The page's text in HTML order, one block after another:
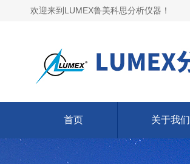
欢迎来到LUMEX鲁美科思分析仪器！
首页 关于我们